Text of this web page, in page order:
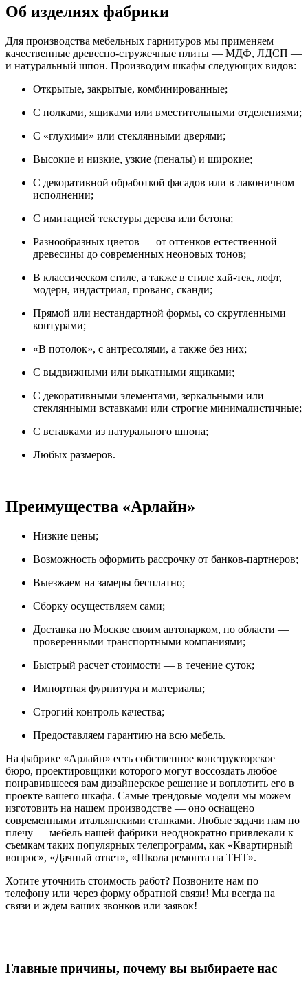
Об изделиях фабрики
Для производства мебельных гарнитуров мы применяем
качественные древесно-стружечные плиты — МДФ, ЛДСП —
и натуральный шпон. Производим шкафы следующих видов:
Открытые, закрытые, комбинированные;
С полками, ящиками или вместительными отделениями;
С «глухими» или стеклянными дверями;
Высокие и низкие, узкие (пеналы) и широкие;
С декоративной обработкой фасадов или в лаконичном
исполнении;
С имитацией текстуры дерева или бетона;
Разнообразных цветов — от оттенков естественной
древесины до современных неоновых тонов;
В классическом стиле, а также в стиле хай-тек, лофт,
модерн, индастриал, прованс, сканди;
Прямой или нестандартной формы, со скругленными
контурами;
«В потолок», с антресолями, а также без них;
С выдвижными или выкатными ящиками;
С декоративными элементами, зеркальными или
стеклянными вставками или строгие минималистичные;
С вставками из натурального шпона;
Любых размеров.
Преимущества «Арлайн»
Низкие цены;
Возможность оформить рассрочку от банков-партнеров;
Выезжаем на замеры бесплатно;
Сборку осуществляем сами;
Доставка по Москве своим автопарком, по области —
проверенными транспортными компаниями;
Быстрый расчет стоимости — в течение суток;
Импортная фурнитура и материалы;
Строгий контроль качества;
Предоставляем гарантию на всю мебель.
На фабрике «Арлайн» есть собственное конструкторское
бюро, проектировщики которого могут воссоздать любое
понравившееся вам дизайнерское решение и воплотить его в
проекте вашего шкафа. Самые трендовые модели мы можем
изготовить на нашем производстве — оно оснащено
современными итальянскими станками. Любые задачи нам по
плечу — мебель нашей фабрики неоднократно привлекали к
съемкам таких популярных телепрограмм, как «Квартирный
вопрос», «Дачный ответ», «Школа ремонта на ТНТ».
Хотите уточнить стоимость работ? Позвоните нам по
телефону или через форму обратной связи! Мы всегда на
связи и ждем ваших звонков или заявок!
Главные причины, почему вы выбираете нас